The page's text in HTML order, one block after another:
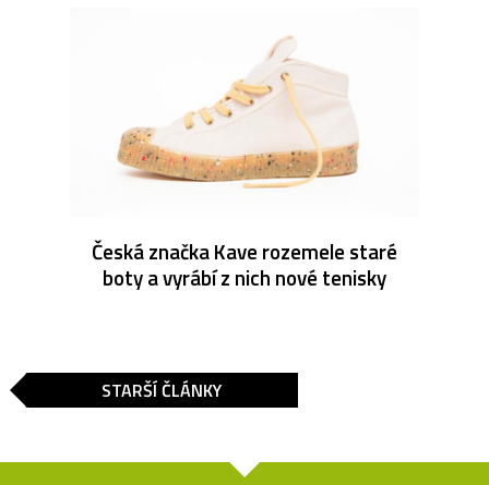
Česká značka Kave rozemele staré
boty a vyrábí z nich nové tenisky
STARŠÍ ČLÁNKY